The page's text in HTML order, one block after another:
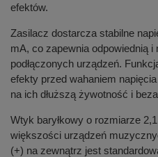
efektów.
Zasilacz dostarcza stabilne
mA, co zapewnia odpowiednią i
podłączonych urządzeń.
efekty przed wahaniem
na ich dłuższą żywotność i
Wtyk baryłkowy o rozmiarze
większości urządzeń
(+) na zewnątrz jest